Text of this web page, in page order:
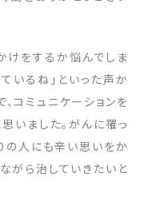
けをするか悩んでしま
いるね」といった声か
コミュニケーションを
いました。がんに罹っ
の人にも辛い思いをか
がら治していきたいと